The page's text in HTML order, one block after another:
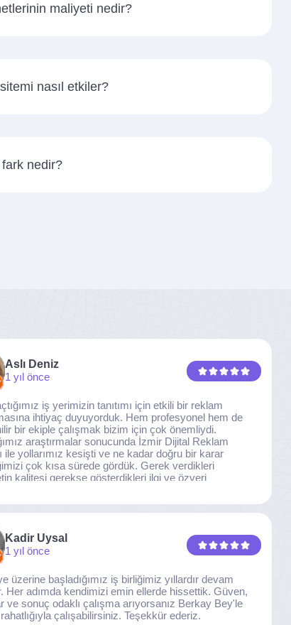
maliyeti nedir?
nasıl etkiler?
nedir?
Aslı Deniz
1 yıl önce
iş yerimizin tanıtımı için etkili bir reklam
ihtiyaç duyuyorduk. Hem profesyonel hem de
bir ekiple çalışmak bizim için çok önemliydi.
araştırmalar sonucunda İzmir Dijital Reklam
ile yollarımız kesişti ve ne kadar doğru bir karar
çok kısa sürede gördük. Gerek verdikleri
kalitesi gerekse gösterdikleri ilgi ve özveri
asla taviz vermeyen, her detaya özen gösteren
Reklam Ajansı ekibine gönülden teşekkür
Kadir Uysal
1 yıl önce
üzerine başladığımız iş birliğimiz yıllardır devam
Her adımda kendimizi emin ellerde hissettik. Güven,
ve sonuç odaklı çalışma arıyorsanız Berkay Bey'le
çalışabilirsiniz. Teşekkür ederiz.